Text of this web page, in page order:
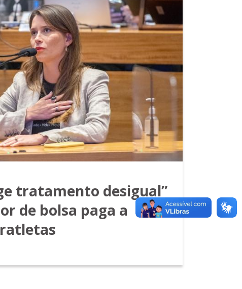
tratamento desigual”
de bolsa paga a